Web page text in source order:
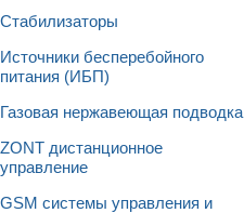
Стабилизаторы
Источники бесперебойного
питания (ИБП)
Газовая нержавеющая подводка
ZONT дистанционное
управление
GSM системы управления и